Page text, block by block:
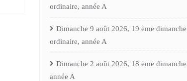
ordinaire, année A
Dimanche 9 août 2026, 19 ème dimanche
ordinaire, année A
Dimanche 2 août 2026, 18 ème
année A